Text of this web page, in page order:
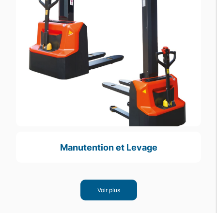
Manutention et Levage
Voir plus